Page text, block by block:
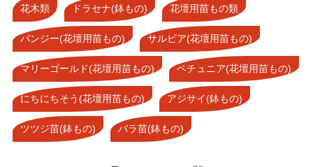
花木類 ドラセナ(鉢もの) 花壇用苗もの類
パンジー(花壇用苗もの) サルビア(花壇用苗もの)
マリーゴールド(花壇用苗もの) ペチュニア(花壇用苗もの)
にちにちそう(花壇用苗もの) アジサイ(鉢もの)
ツツジ苗(鉢もの) バラ苗(鉢もの)